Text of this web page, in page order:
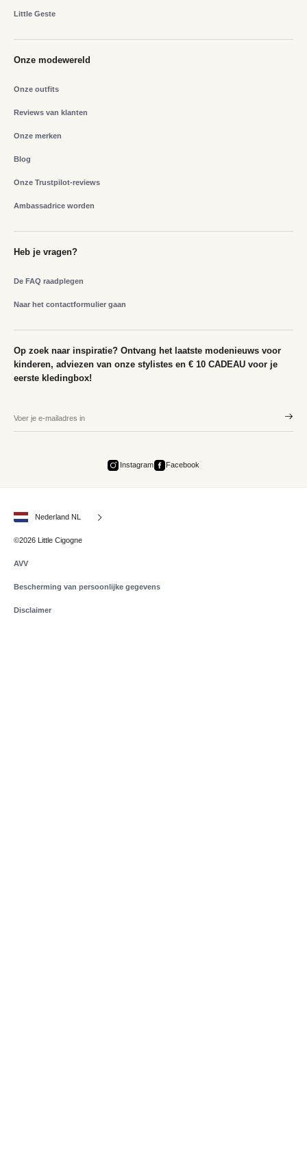
Little Geste
Onze modewereld
Onze outfits
Reviews van klanten
Onze merken
Blog
Onze Trustpilot-reviews
Ambassadrice worden
Heb je vragen?
De FAQ raadplegen
Naar het contactformulier gaan
Op zoek naar inspiratie? Ontvang het laatste modenieuws voor
kinderen, adviezen van onze stylistes en € 10 CADEAU voor je
eerste kledingbox!
Instagram Facebook
Nederland NL
©2026 Little Cigogne
AVV
Bescherming van persoonlijke gegevens
Disclaimer